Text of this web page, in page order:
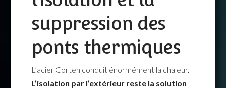
suppression des
ponts thermiques
L’acier Corten conduit énormément la chaleur.
L’isolation par l’extérieur reste la solution